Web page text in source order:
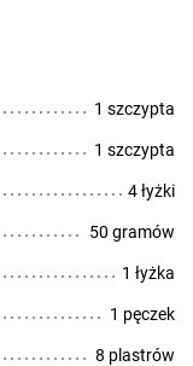
1 szczypta
1 szczypta
4 łyżki
50 gramów
1 łyżka
1 pęczek
8 plastrów